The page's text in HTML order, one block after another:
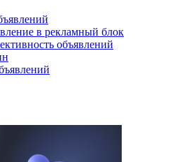
в рекламный блок
объявлений